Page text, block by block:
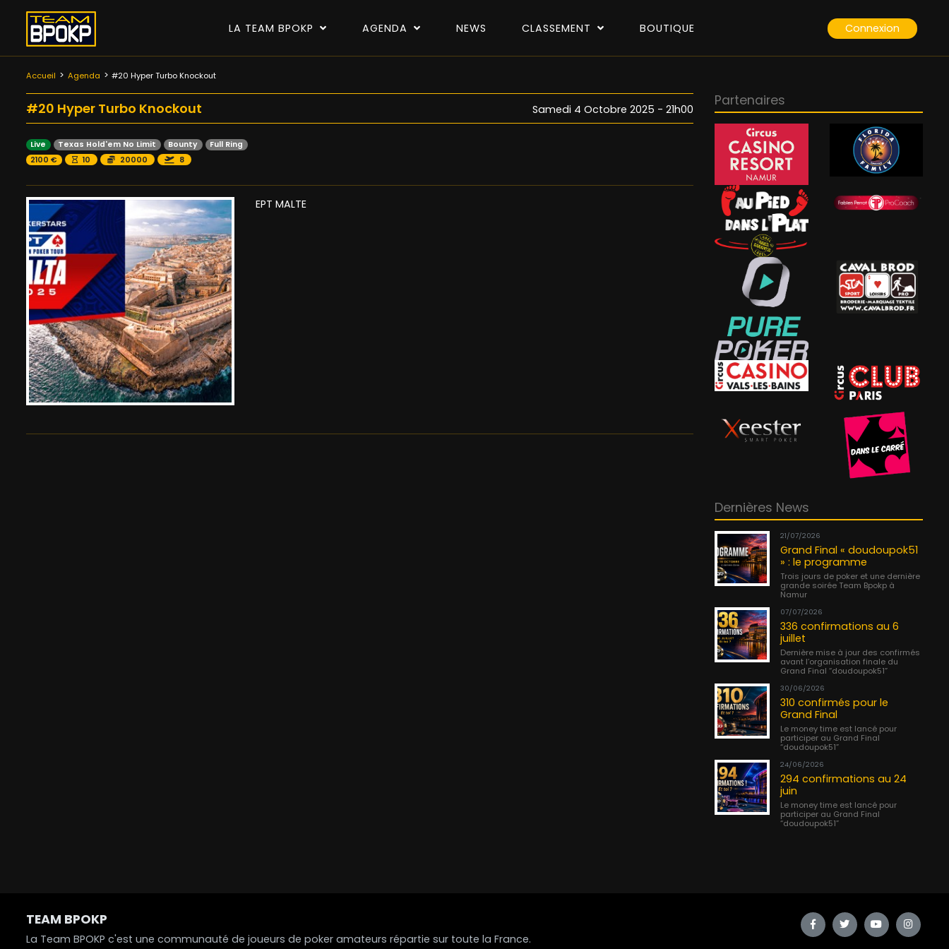
LA TEAM BPOKP AGENDA NEWS CLASSEMENT BOUTIQUE Connexion
Accueil Agenda #20 Hyper Turbo Knockout
#20 Hyper Turbo Knockout Samedi 4 Octobre 2025 - 21h00
Live Texas Hold'em No Limit Bounty
Full Ring
2100 €
10 20000 8
EPT MALTE
Partenaires
Dernières News
21/07/2026
Grand Final « doudoupok51
» : le programme
Trois jours de poker et une dernière
grande soirée Team Bpokp à
Namur
07/07/2026
336 confirmations au 6
juillet
Dernière mise à jour des confirmés
avant l’organisation finale du
Grand Final “doudoupok51”
30/06/2026
310 confirmés pour le
Grand Final
Le money time est lancé pour
participer au Grand Final
“doudoupok51”
24/06/2026
294 confirmations au 24
juin
Le money time est lancé pour
participer au Grand Final
“doudoupok51”
TEAM BPOKP
La Team BPOKP c'est une communauté de joueurs de poker amateurs répartie sur toute la France.